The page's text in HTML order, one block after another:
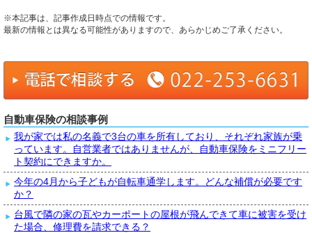
※本記事は、記事作成日時点での情報です。
最新の情報とは異なる可能性がありますので、あらかじめご了承ください。
自動車保険の相談事例
我が家では私の名義で3台の車を所有しており、それぞれ家族が乗
っています。自営業者ではありませんが、自動車保険をミニフリー
ト契約にできますか。
今年の4月から子どもが自転車通学します。どんな補償が必要です
か？
台風で隣の家の瓦やカーポートの屋根が飛んできて車に被害を受け
た場合、修理費を請求できる？